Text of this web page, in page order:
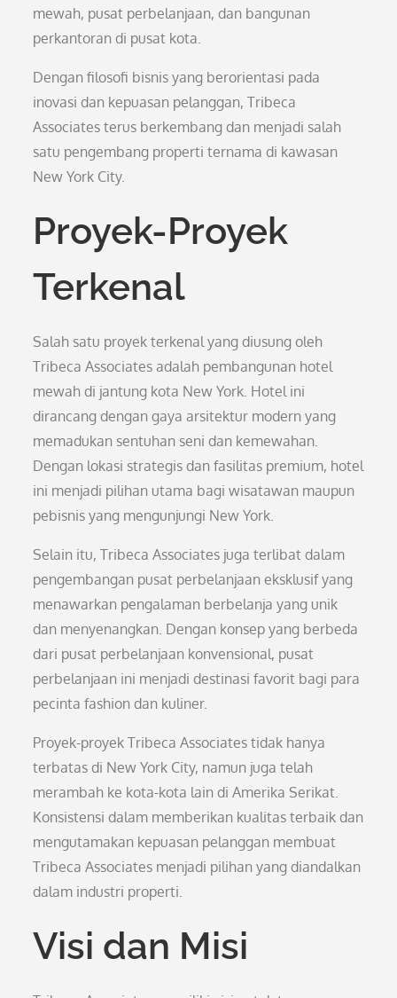
mewah, pusat perbelanjaan, dan bangunan
perkantoran di pusat kota.
Dengan filosofi bisnis yang berorientasi pada
inovasi dan kepuasan pelanggan, Tribeca
Associates terus berkembang dan menjadi salah
satu pengembang properti ternama di kawasan
New York City.
Proyek-Proyek
Terkenal
Salah satu proyek terkenal yang diusung oleh
Tribeca Associates adalah pembangunan hotel
mewah di jantung kota New York. Hotel ini
dirancang dengan gaya arsitektur modern yang
memadukan sentuhan seni dan kemewahan.
Dengan lokasi strategis dan fasilitas premium, hotel
ini menjadi pilihan utama bagi wisatawan maupun
pebisnis yang mengunjungi New York.
Selain itu, Tribeca Associates juga terlibat dalam
pengembangan pusat perbelanjaan eksklusif yang
menawarkan pengalaman berbelanja yang unik
dan menyenangkan. Dengan konsep yang berbeda
dari pusat perbelanjaan konvensional, pusat
perbelanjaan ini menjadi destinasi favorit bagi para
pecinta fashion dan kuliner.
Proyek-proyek Tribeca Associates tidak hanya
terbatas di New York City, namun juga telah
merambah ke kota-kota lain di Amerika Serikat.
Konsistensi dalam memberikan kualitas terbaik dan
mengutamakan kepuasan pelanggan membuat
Tribeca Associates menjadi pilihan yang diandalkan
dalam industri properti.
Visi dan Misi